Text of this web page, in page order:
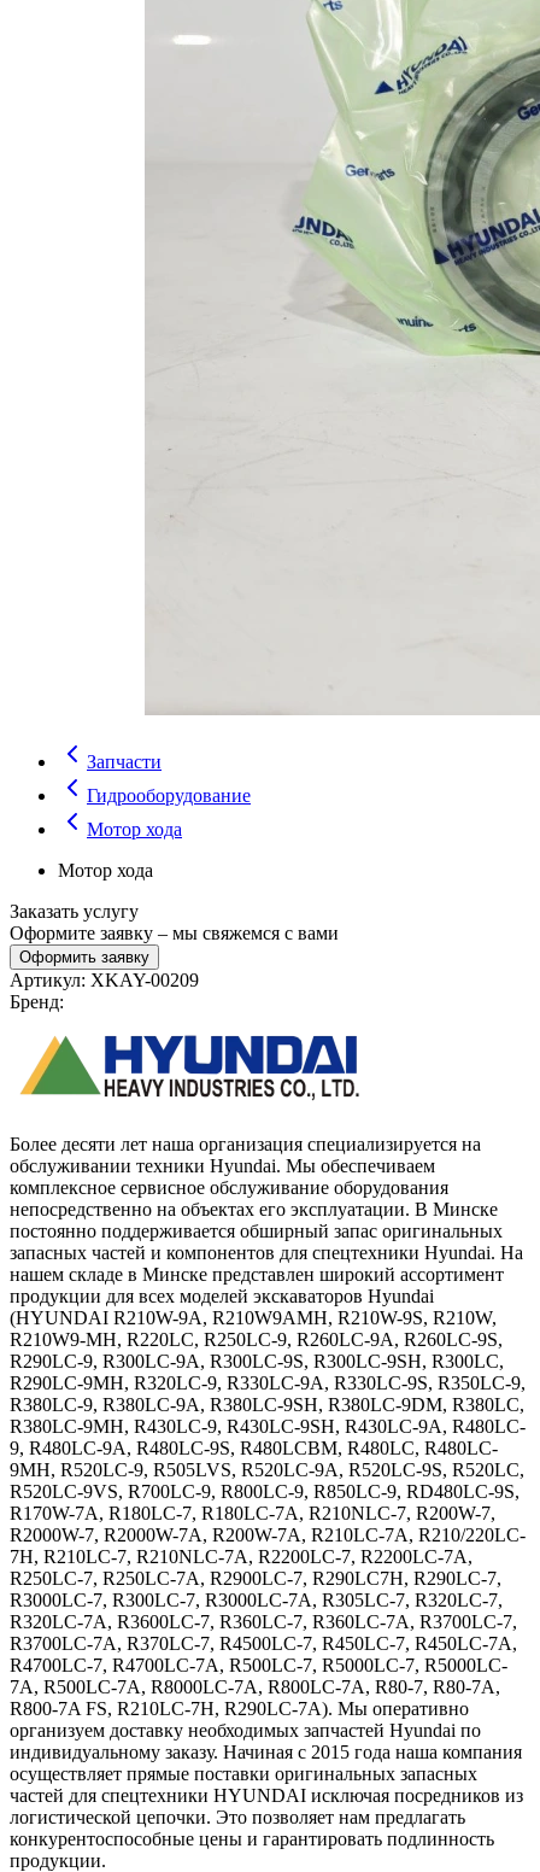
Запчасти
Гидрооборудование
Мотор хода
Мотор хода
Заказать услугу
Оформите заявку – мы свяжемся с вами
Оформить заявку
Артикул: XKAY-00209
Бренд:
Более десяти лет наша организация специализируется на
обслуживании техники Hyundai. Мы обеспечиваем
комплексное сервисное обслуживание оборудования
непосредственно на объектах его эксплуатации. В Минске
постоянно поддерживается обширный запас оригинальных
запасных частей и компонентов для спецтехники Hyundai. На
нашем складе в Минске представлен широкий ассортимент
продукции для всех моделей экскаваторов Hyundai
(HYUNDAI R210W-9A, R210W9AMH, R210W-9S, R210W,
R210W9-MH, R220LC, R250LC-9, R260LC-9A, R260LC-9S,
R290LC-9, R300LC-9A, R300LC-9S, R300LC-9SH, R300LC,
R290LC-9MH, R320LC-9, R330LC-9A, R330LC-9S, R350LC-9,
R380LC-9, R380LC-9A, R380LC-9SH, R380LC-9DM, R380LC,
R380LC-9MH, R430LC-9, R430LC-9SH, R430LC-9A, R480LC-
9, R480LC-9A, R480LC-9S, R480LCBM, R480LC, R480LC-
9MH, R520LC-9, R505LVS, R520LC-9A, R520LC-9S, R520LC,
R520LC-9VS, R700LC-9, R800LC-9, R850LC-9, RD480LC-9S,
R170W-7A, R180LC-7, R180LC-7A, R210NLC-7, R200W-7,
R2000W-7, R2000W-7A, R200W-7A, R210LC-7A, R210/220LC-
7H, R210LC-7, R210NLC-7A, R2200LC-7, R2200LC-7A,
R250LC-7, R250LC-7A, R2900LC-7, R290LC7H, R290LC-7,
R3000LC-7, R300LC-7, R3000LC-7A, R305LC-7, R320LC-7,
R320LC-7A, R3600LC-7, R360LC-7, R360LC-7A, R3700LC-7,
R3700LC-7A, R370LC-7, R4500LC-7, R450LC-7, R450LC-7A,
R4700LC-7, R4700LC-7A, R500LC-7, R5000LC-7, R5000LC-
7A, R500LC-7A, R8000LC-7A, R800LC-7A, R80-7, R80-7A,
R800-7A FS, R210LC-7H, R290LC-7A). Мы оперативно
организуем доставку необходимых запчастей Hyundai по
индивидуальному заказу. Начиная с 2015 года наша компания
осуществляет прямые поставки оригинальных запасных
частей для спецтехники HYUNDAI исключая посредников из
логистической цепочки. Это позволяет нам предлагать
конкурентоспособные цены и гарантировать подлинность
продукции.